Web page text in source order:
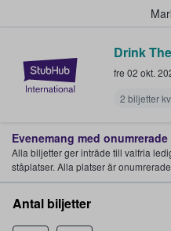
StubHub
Drink
fre 02 okt.
2 biljetter
Evenemang med
Alla biljetter ger inträde till valfria
ståplatser. Alla platser är
Antal biljetter